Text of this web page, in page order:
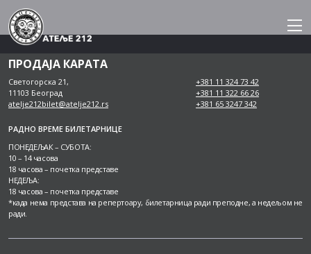
Skip
to
content
ПРОДАЈА КАРАТА
Светогорска 21,
11103 Београд
atelje212bilet@atelje212.rs
+381 11 324 73 42
+381 11 322 66 26
+381 65 3247 342
РАДНО ВРЕМЕ БИЛЕТАРНИЦЕ
ПОНЕДЕЉАК – СУБОТА:
10 – 14 часова
18 часова – почетка представе
НЕДЕЉА:
18 часова – почетка представе
*када нема представа на репертоару, билетарница ради преподне, а недељом не
ради.